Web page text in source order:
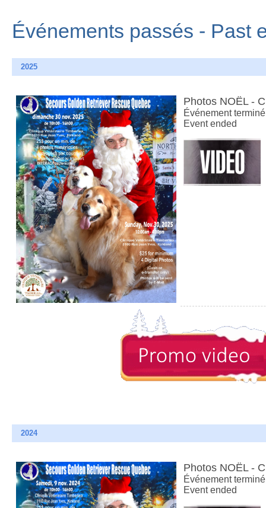
Événements passés - Past
2025
Photos NOËL -
Événement terminé
Event ended
2024
Photos NOËL -
Événement terminé
Event ended